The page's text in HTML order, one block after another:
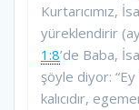
Kurtarıcımız,
yüreklendirir
1:8’de Baba,
şöyle diyor:
kalıcıdır,